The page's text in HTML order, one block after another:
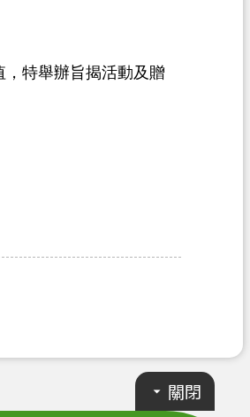
特舉辦旨揭活動及贈
關閉